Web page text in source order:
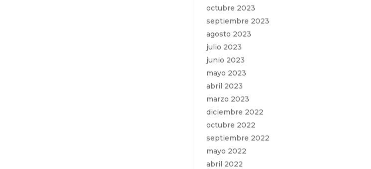
octubre 2023
septiembre 2023
agosto 2023
julio 2023
junio 2023
mayo 2023
abril 2023
marzo 2023
diciembre 2022
octubre 2022
septiembre 2022
mayo 2022
abril 2022